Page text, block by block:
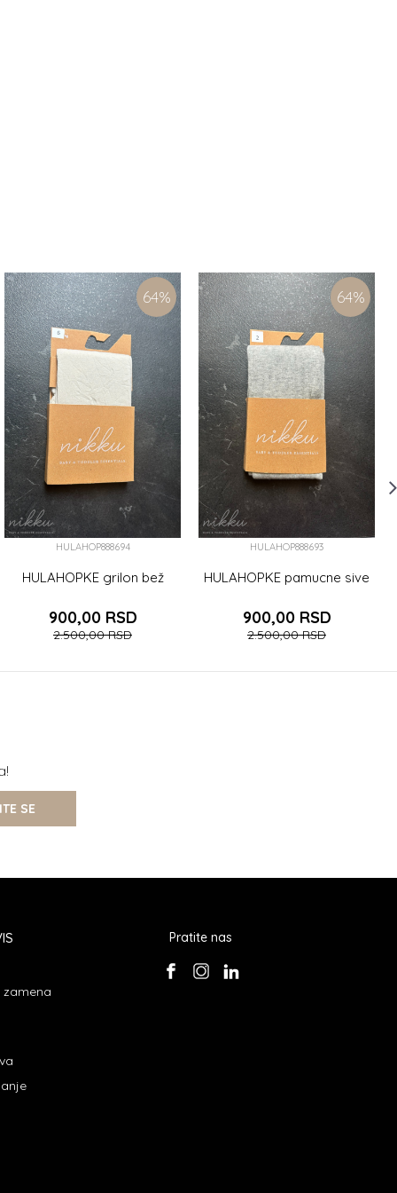
64%
HULAHOP888694
HULAHOPKE grilon bež
900,00 RSD
2.500,00RSD
64%
HULAHOP888693
HULAHOPKE pamucne sive
900,00 RSD
2.500,00RSD
SE
zamena
Pratite nas